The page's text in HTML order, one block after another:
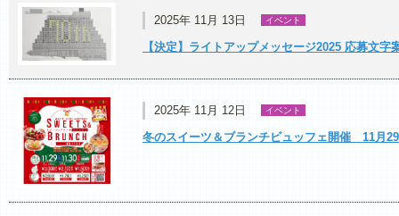
2025年 11月 13日 イベント
【決定】ライトアップメッセージ2025 応募文字
2025年 11月 12日 イベント
冬のスイーツ＆ブランチビュッフェ開催 11月